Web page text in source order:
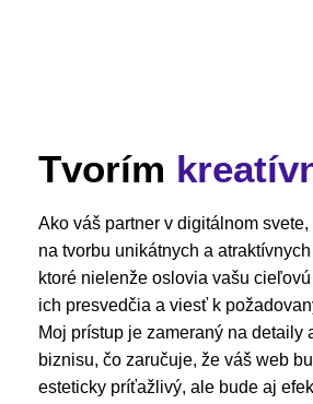
Tvorím
Ako váš partner v digitálnom
na tvorbu unikátnych a
ktoré nielenže oslovia vašu
ich presvedčia a viesť k
Moj prístup je zameraný na detaily
biznisu, čo zaručuje, že váš web
esteticky príťažlivý, ale bude aj